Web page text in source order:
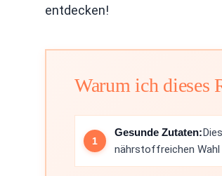
entdecken!
Warum ich dieses
Gesunde Zutaten:
nährstoffreichen Wahl